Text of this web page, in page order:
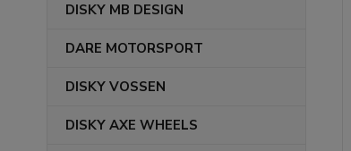
DISKY MB DESIGN
DARE MOTORSPORT
DISKY VOSSEN
DISKY AXE WHEELS